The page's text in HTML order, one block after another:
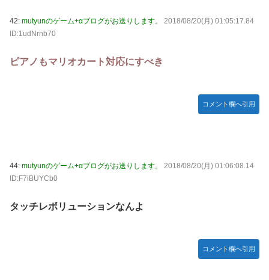
42: mutyunのゲーム+αブログがお送りします。
2018/08/20(月) 01:05:17.84
ID:1udNrnb70
ピアノもマリオカート対応にすべき
コメント欄へ引用
44: mutyunのゲーム+αブログがお送りします。
2018/08/20(月) 01:06:08.14
ID:F7iBUYCb0
タッチレボリューションなんよ
コメント欄へ引用